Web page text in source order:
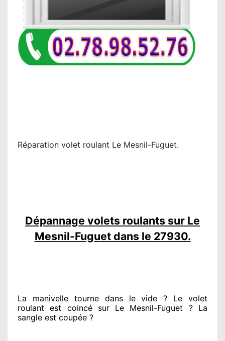
Réparation volet roulant Le Mesnil-Fuguet.
Dépannage volets roulants sur Le
Mesnil-Fuguet dans le 27930.
La manivelle tourne dans le vide ? Le volet
roulant est coincésur Le Mesnil-Fuguet ? La
sangle est coupée ?